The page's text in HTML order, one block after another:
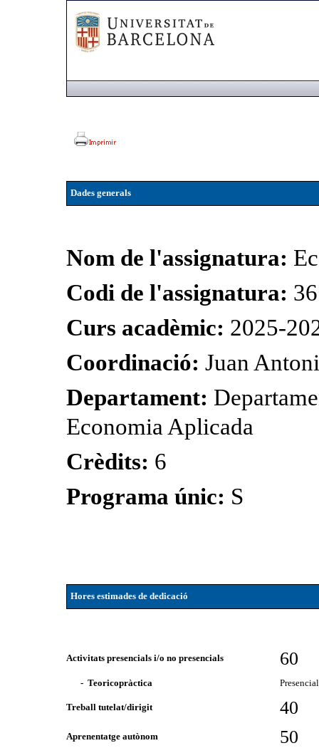
Dades generals
Nom de l'assignatura:
Codi de l'assignatura:
Curs acadèmic: 2025-
Coordinació:Juan
Departament:
Economia Aplicada
Crèdits: 6
Programa únic: S
Hores estimades de dedicació
Activitats presencials i/o no presencials 60
- Teoricopràctica Presencial
Treball tutelat/dirigit 40
Aprenentatge autònom 50